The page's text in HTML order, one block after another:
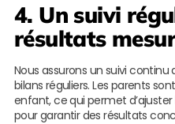
4. Un suivi
résultats
Nous assurons un suivi continu
bilans réguliers. Les parents
enfant, ce qui permet
pour garantir des résultats